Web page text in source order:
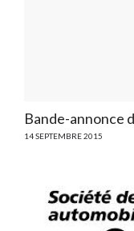
Bande-annonce
14 SEPTEMBRE 2015